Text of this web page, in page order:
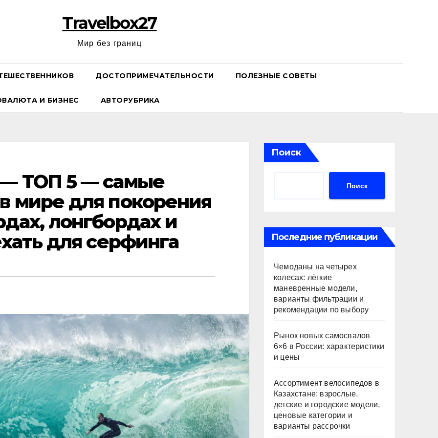
Travelbox27
Мир без границ
ДОСТОПРИМЕЧАТЕЛЬНОСТИ ПОЛЕЗНЫЕ СОВЕТЫ
И БИЗНЕС АВТОРУБРИКА
ТОП 5 — самые
мире для покорения
лонгбордах и
для серфинга
Поиск
Поиск
Последние публикации
Чемоданы на четырех
колесах: лёгкие
маневренные модели,
варианты фильтрации и
рекомендации по выбору
Рынок новых самосвалов
6×6 в России: характеристики
и цены
Ассортимент велосипедов в
Казахстане: взрослые,
детские и городские модели,
ценовые категории и
варианты рассрочки